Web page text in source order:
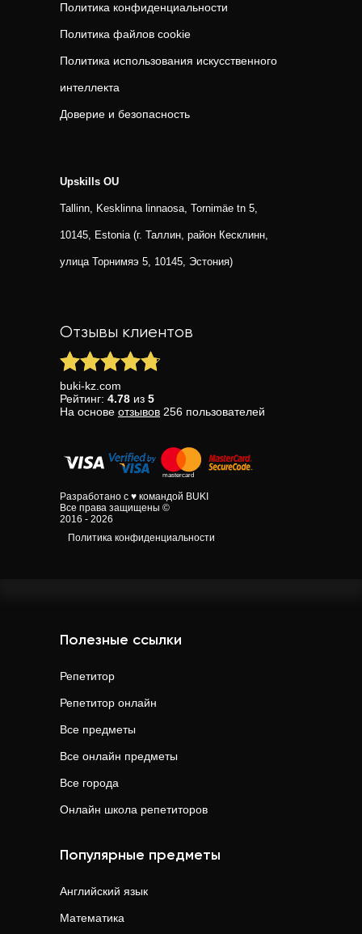
Политика конфиденциальности
Политика файлов cookie
Политика использования искусственного
интеллекта
Доверие и безопасность
Upskills OU
Tallinn, Kesklinna linnaosa, Tornimäe tn 5,
10145, Estonia (г. Таллин, район Кесклинн,
улица Торнимяэ 5, 10145, Эстония)
Отзывы клиентов
buki-kz.com
Рейтинг: 4.78 из 5
На основе отзывов 256 пользователей
Разработано с ♥ командой BUKI
Все права защищены ©
2016 - 2026
Политика конфиденциальности
Полезные ссылки
Репетитор
Репетитор онлайн
Все предметы
Все онлайн предметы
Все города
Онлайн школа репетиторов
Популярные предметы
Английский язык
Математика